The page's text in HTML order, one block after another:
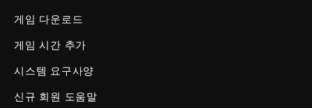
게임 다운로드
게임 시간 추가
시스템 요구사양
신규 회원 도움말